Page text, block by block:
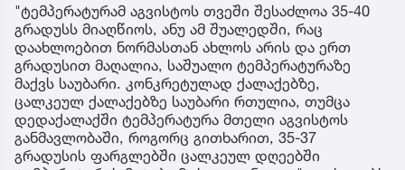
"ტემპერატურამ აგვისტოს თვეში შესაძლოა 35-40
გრადუსს მიაღწიოს, ანუ ამ შუალედში, რაც
დაახლოებით ნორმასთან ახლოს არის და ერთ
გრადუსით მაღალია, საშუალო ტემპერატურაზე
მაქვს საუბარი. კონკრეტულად ქალაქებზე,
ცალკეულ ქალაქებზე საუბარი რთულია, თუმცა
დედაქალაქში ტემპერატურა მთელი აგვისტოს
განმავლობაში, როგორც გითხარით, 35-37
გრადუსის ფარგლებში ცალკეულ დღეებში